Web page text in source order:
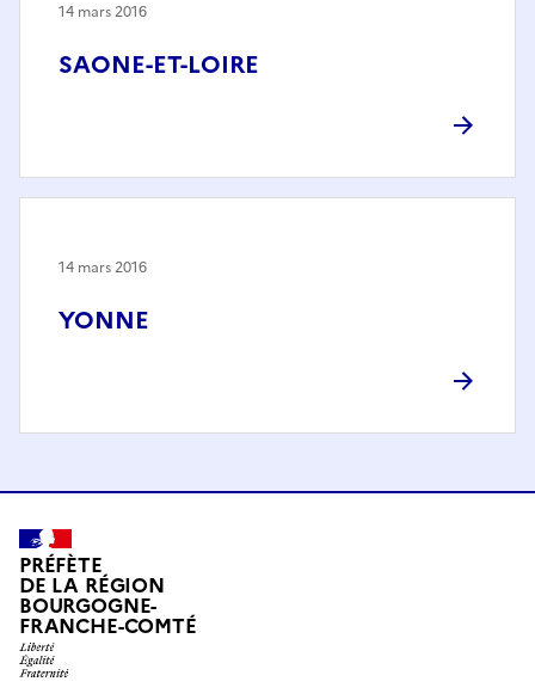
SAONE-ET-LOIRE
14 mars 2016
YONNE
14 mars 2016
PRÉFÈTE
DE LA RÉGION
BOURGOGNE-
FRANCHE-COMTÉ